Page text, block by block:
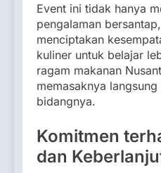
Event ini tidak hanya
pengalaman
menciptakan
kuliner untuk belajar
ragam makanan
memasaknya
bidangnya.
Komitmen
dan